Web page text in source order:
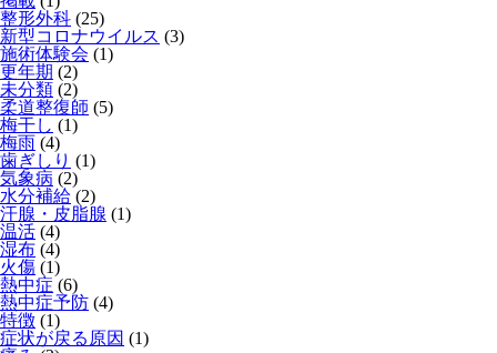
整形外科 (25)
新型コロナウイルス (3)
施術体験会 (1)
更年期 (2)
未分類 (2)
柔道整復師 (5)
梅干し (1)
梅雨 (4)
歯ぎしり (1)
気象病 (2)
水分補給 (2)
汗腺・皮脂腺 (1)
温活 (4)
湿布 (4)
火傷 (1)
熱中症 (6)
熱中症予防 (4)
特徴 (1)
症状が戻る原因 (1)